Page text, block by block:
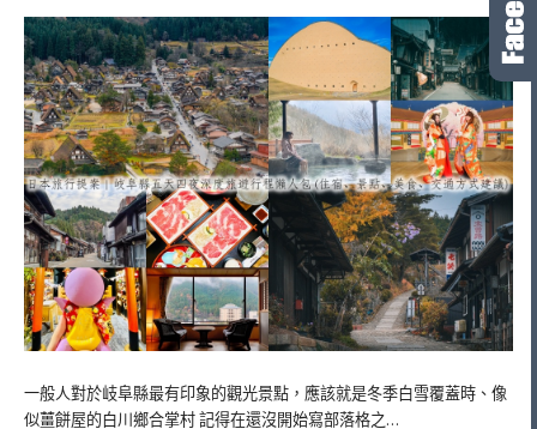
一般人對於岐阜縣最有印象的觀光景點，應該就是冬季白雪覆蓋時、像
似薑餅屋的白川鄉合掌村 記得在還沒開始寫部落格之…